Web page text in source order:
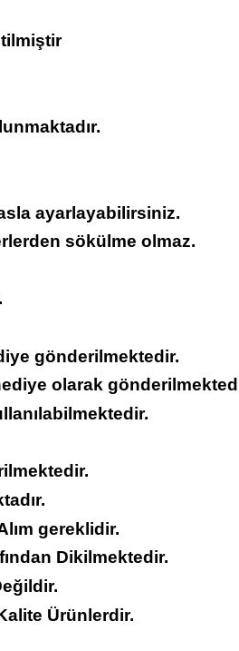
ayarlayabilirsiniz.
sökülme olmaz.
gönderilmektedir.
olarak
gereklidir.
Dikilmektedir.
Ürünlerdir.